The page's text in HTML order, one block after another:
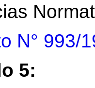
N° 993/
5: